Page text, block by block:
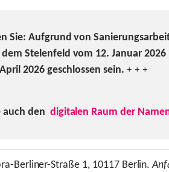
Sie: Aufgrund von
Stelenfeld vom 12. Januar 2026
2026 geschlossen sein. + + +
auch den digitalen Raum der
Berliner-Straße 1, 10117 Berlin.